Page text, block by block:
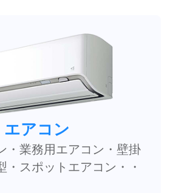
エアコン
・業務用エアコン・壁掛
・スポットエアコン・・